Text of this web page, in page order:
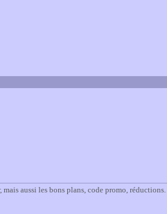
aussi les bons plans, code promo, réductions.